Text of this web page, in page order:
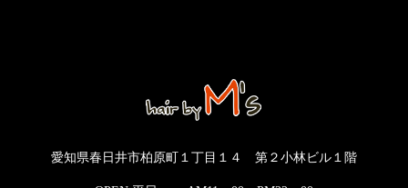
愛知県春日井市柏原町１丁目１４ 第２小林ビル１階